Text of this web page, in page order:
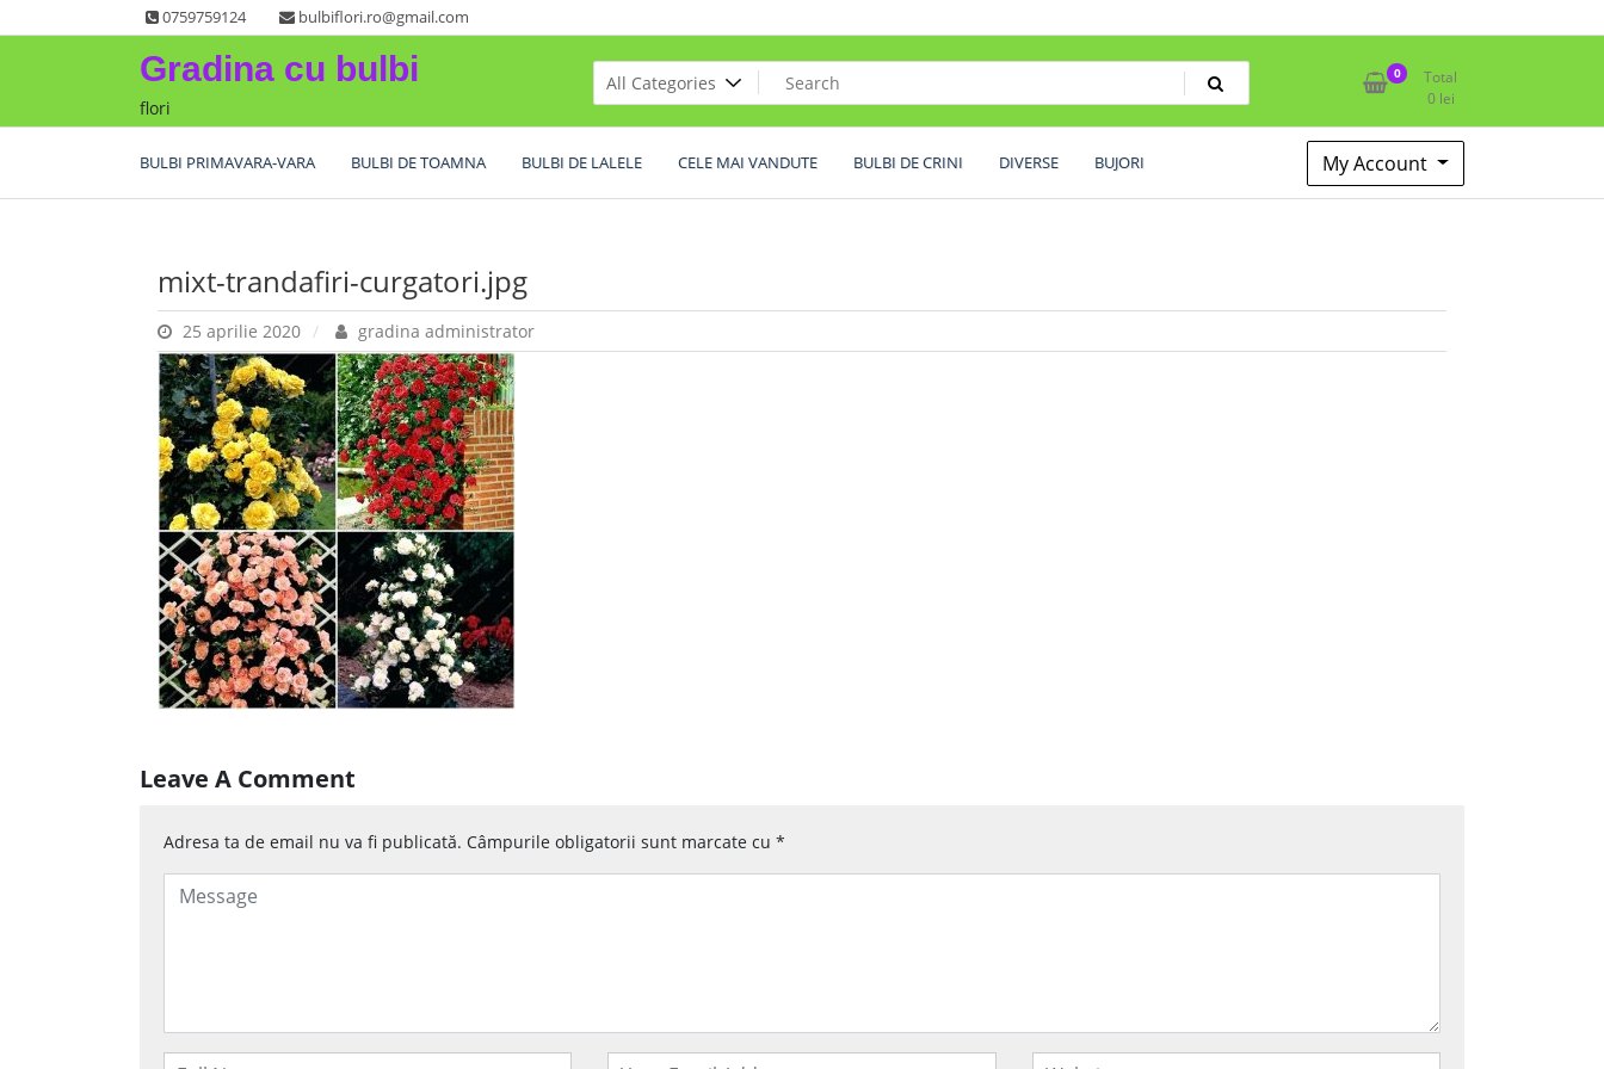
to
0759759124 bulbiflori.ro@gmail.com
Gradina cu bulbi
flori
0
Total
0 lei
BULBI PRIMAVARA-VARA BULBI DE TOAMNA BULBI DE LALELE CELE MAI VANDUTE BULBI DE CRINI DIVERSE BUJORI My Account
mixt-trandafiri-curgatori.jpg
25 aprilie 2020 gradina administrator
Leave A Comment
Adresa ta de email nu va fi publicată. Câmpurile obligatorii sunt marcate cu *